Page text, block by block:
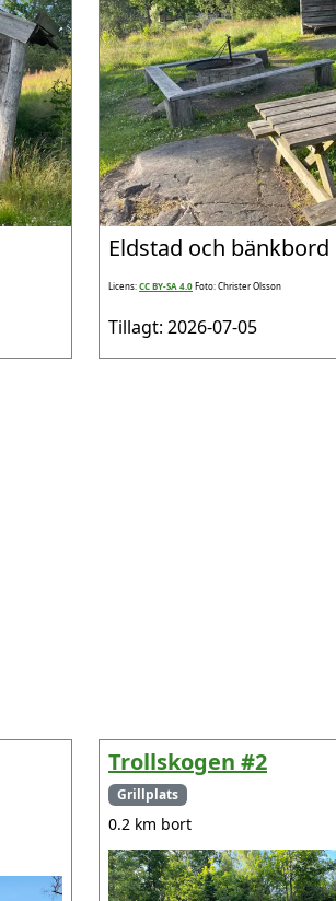
Eldstad och bänkbord
Licens:CC BY-SA 4.0Foto: Christer Olsson
Tillagt: 2026-07-05
Trollskogen #2
Grillplats
0.2 km bort